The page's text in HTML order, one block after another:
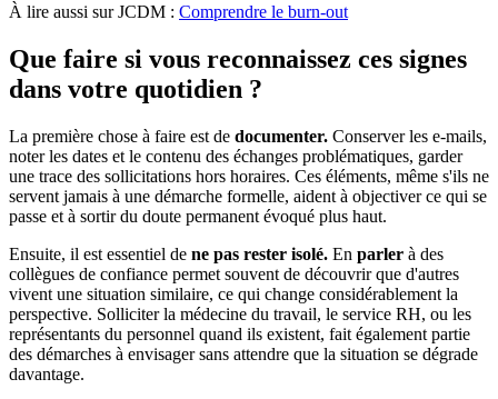
À lire aussi sur JCDM : Comprendre le burn-out
Que faire si vous reconnaissez ces signes
dans votre quotidien ?
La première chose à faire est de documenter. Conserver les e-mails,
noter les dates et le contenu des échanges problématiques, garder
une trace des sollicitations hors horaires. Ces éléments, même s'ils ne
servent jamais à une démarche formelle, aident à objectiver ce qui se
passe et à sortir du doute permanent évoqué plus haut.
Ensuite, il est essentiel de ne pas rester isolé. En parler à des
collègues de confiance permet souvent de découvrir que d'autres
vivent une situation similaire, ce qui change considérablement la
perspective. Solliciter la médecine du travail, le service RH, ou les
représentants du personnel quand ils existent, fait également partie
des démarches à envisager sans attendre que la situation se dégrade
davantage.